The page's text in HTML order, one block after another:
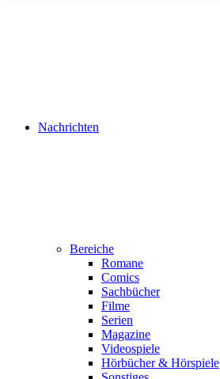
Nachrichten
Bereiche
Romane
Comics
Sachbücher
Filme
Serien
Magazine
Videospiele
Hörbücher & Hörspiele